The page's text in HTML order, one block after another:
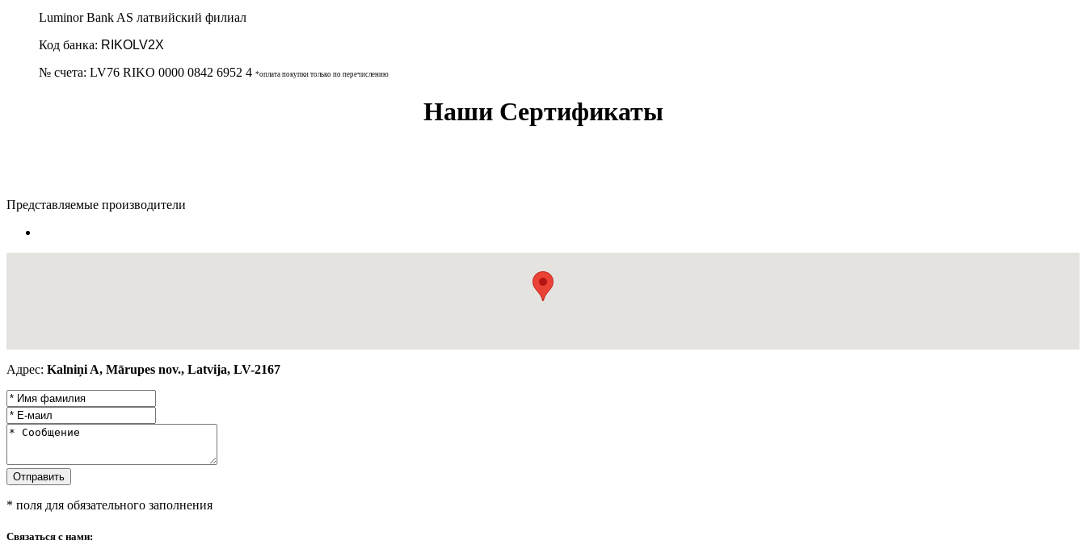
Luminor Bank AS латвийский филиал
Код банка: RIKOLV2X
№ счета: LV76 RIKO 0000 0842 6952 4 *оплата покупки только по перечислению
Наши Сертификаты
Представляемые производители
Адрес: Kalniņi A, Mārupes nov., Latvija, LV-2167
* поля для обязательного заполнения
Связаться с нами: